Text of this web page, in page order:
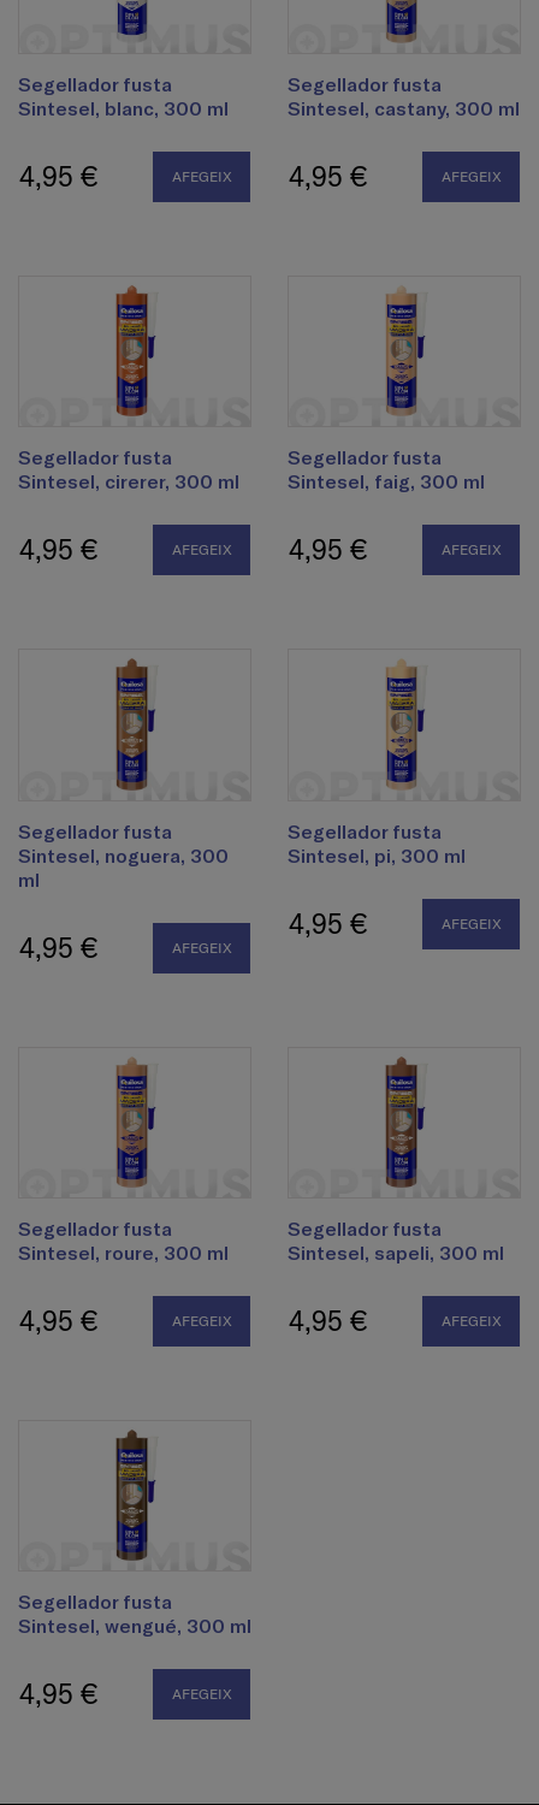
Segellador fusta
Sintesel, blanc, 300 ml
4,95 € AFEGEIX
Segellador fusta
Sintesel, castany, 300 ml
4,95 € AFEGEIX
Segellador fusta
Sintesel, cirerer, 300 ml
4,95 € AFEGEIX
Segellador fusta
Sintesel, faig, 300 ml
4,95 € AFEGEIX
Segellador fusta
Sintesel, noguera, 300
ml
4,95 € AFEGEIX
Segellador fusta
Sintesel, pi, 300 ml
4,95 € AFEGEIX
Segellador fusta
Sintesel, roure, 300 ml
4,95 € AFEGEIX
Segellador fusta
Sintesel, sapeli, 300 ml
4,95 € AFEGEIX
Segellador fusta
Sintesel, wengué, 300 ml
4,95 € AFEGEIX